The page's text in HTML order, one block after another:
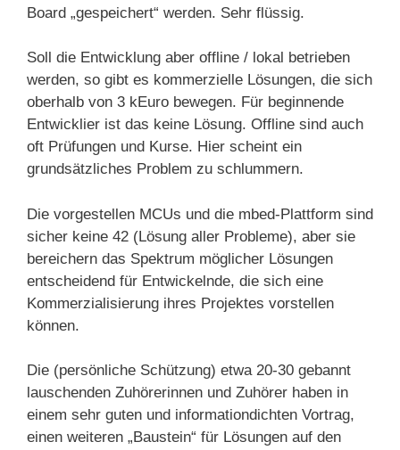
Board „gespeichert“ werden. Sehr flüssig.
Soll die Entwicklung aber offline / lokal betrieben
werden, so gibt es kommerzielle Lösungen, die sich
oberhalb von 3 kEuro bewegen. Für beginnende
Entwicklier ist das keine Lösung. Offline sind auch
oft Prüfungen und Kurse. Hier scheint ein
grundsätzliches Problem zu schlummern.
Die vorgestellen MCUs und die mbed-Plattform sind
sicher keine 42 (Lösung aller Probleme), aber sie
bereichern das Spektrum möglicher Lösungen
entscheidend für Entwickelnde, die sich eine
Kommerzialisierung ihres Projektes vorstellen
können.
Die (persönliche Schützung) etwa 20-30 gebannt
lauschenden Zuhörerinnen und Zuhörer haben in
einem sehr guten und informationdichten Vortrag,
einen weiteren „Baustein“ für Lösungen auf den